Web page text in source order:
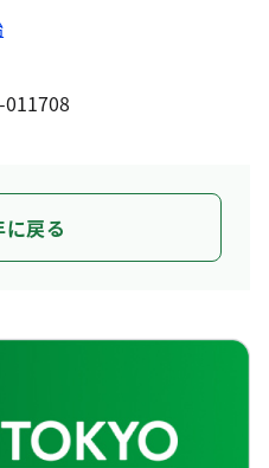
戻る